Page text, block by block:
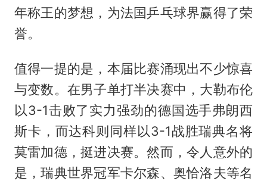
年称王的梦想，为法国乒乓球界赢得了荣
誉。
值得一提的是，本届比赛涌现出不少惊喜
与变数。在男子单打半决赛中，大勒布伦
以3-1击败了实力强劲的德国选手弗朗西
斯卡，而达科则同样以3-1战胜瑞典名将
莫雷加德，挺进决赛。然而，令人意外的
是，瑞典世界冠军卡尔森、奥恰洛夫等名